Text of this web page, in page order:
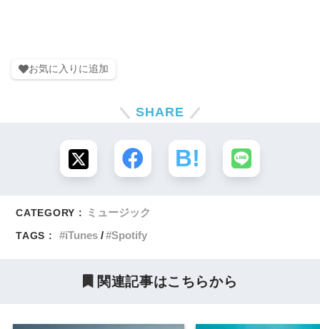
お気に入りに追加
SHARE
CATEGORY : ミュージック
TAGS : iTunes Spotify
関連記事はこちらから